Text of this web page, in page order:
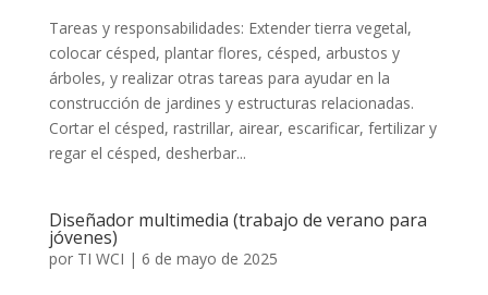
Tareas y responsabilidades: Extender tierra vegetal,
colocar césped, plantar flores, césped, arbustos y
árboles, y realizar otras tareas para ayudar en la
construcción de jardines y estructuras relacionadas.
Cortar el césped, rastrillar, airear, escarificar, fertilizar y
regar el césped, desherbar...
Diseñador multimedia (trabajo de verano para
jóvenes)
por TI WCI | 6 de mayo de 2025